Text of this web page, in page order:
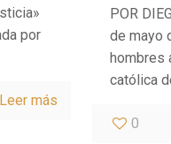
por
Leer más
POR
de mayo
hombres
católica
0